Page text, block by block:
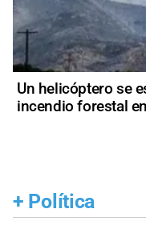
Un helicóptero se
incendio forestal
+ Política